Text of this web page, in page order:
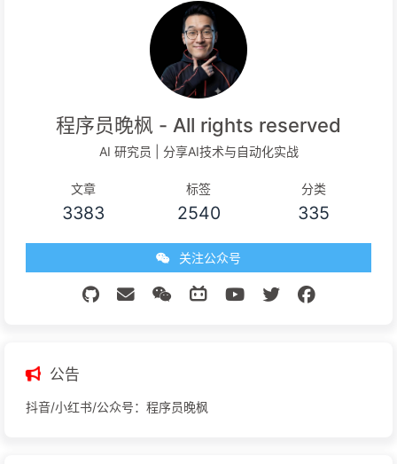
程序员晚枫 - All rights reserved
AI 研究员 | 分享AI技术与自动化实战
文章
3383
标签
2540
分类
335
关注公众号
公告
抖音/小红书/公众号：程序员晚枫